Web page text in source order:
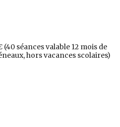
(40 séances valable 12 mois de
hors vacances scolaires)